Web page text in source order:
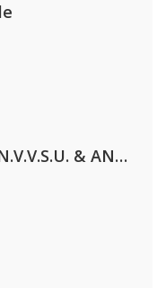
Lustrum U.V.S.V/N.V.V.S.U. & ANNO ONS & Jopke van Dobbenburgh & Roeland Beelen